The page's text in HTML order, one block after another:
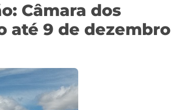
Câmara dos
até 9 de dezembro